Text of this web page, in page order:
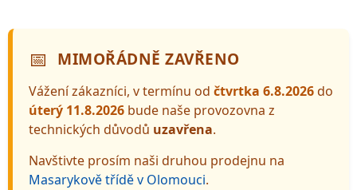
📅 MIMOŘÁDNĚ ZAVŘENO
Vážení zákazníci, v termínu od čtvrtka 6.8.2026do
úterý 11.8.2026 bude naše provozovna z
technických důvodů uzavřena.
Navštivte prosím naši druhou prodejnu na
Masarykově třídě v Olomouci.